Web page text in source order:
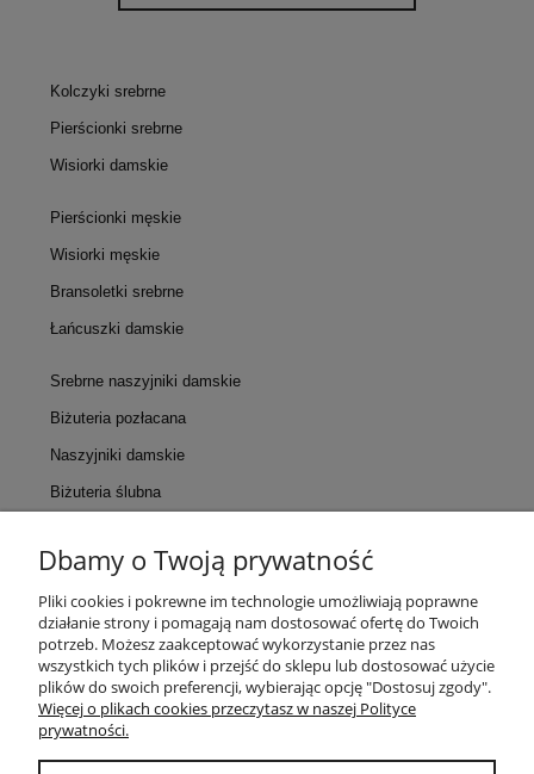
Kolczyki srebrne
Pierścionki srebrne
Wisiorki damskie
Pierścionki męskie
Wisiorki męskie
Bransoletki srebrne
Łańcuszki damskie
Srebrne naszyjniki damskie
Biżuteria pozłacana
Naszyjniki damskie
Biżuteria ślubna
KONTAKT
POMOC
MOJE KONTO
PŁATNOŚCI I DOSTAWA
Dbamy o Twoją prywatność
Pliki cookies i pokrewne im technologie umożliwiają poprawne
działanie strony i pomagają nam dostosować ofertę do Twoich
potrzeb. Możesz zaakceptować wykorzystanie przez nas
wszystkich tych plików i przejść do sklepu lub dostosować użycie
plików do swoich preferencji, wybierając opcję "Dostosuj zgody".
Więcej o plikach cookies przeczytasz w naszej Polityce
prywatności.